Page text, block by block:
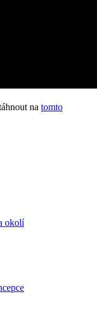
na tomto
okolí